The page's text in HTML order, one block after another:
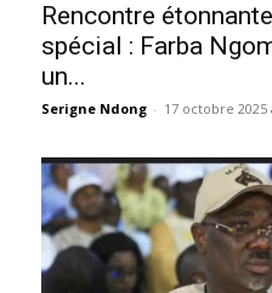
Rencontre
spécial : Farba
un...
Serigne Ndong - 17 octobre 2025